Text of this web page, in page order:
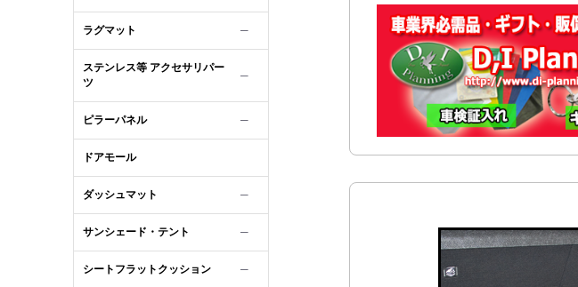
ラグマット ─
ステンレス等 アクセサリパー
ツ
─
ピラーパネル ─
ドアモール
ダッシュマット ─
サンシェード・テント ─
シートフラットクッション ─